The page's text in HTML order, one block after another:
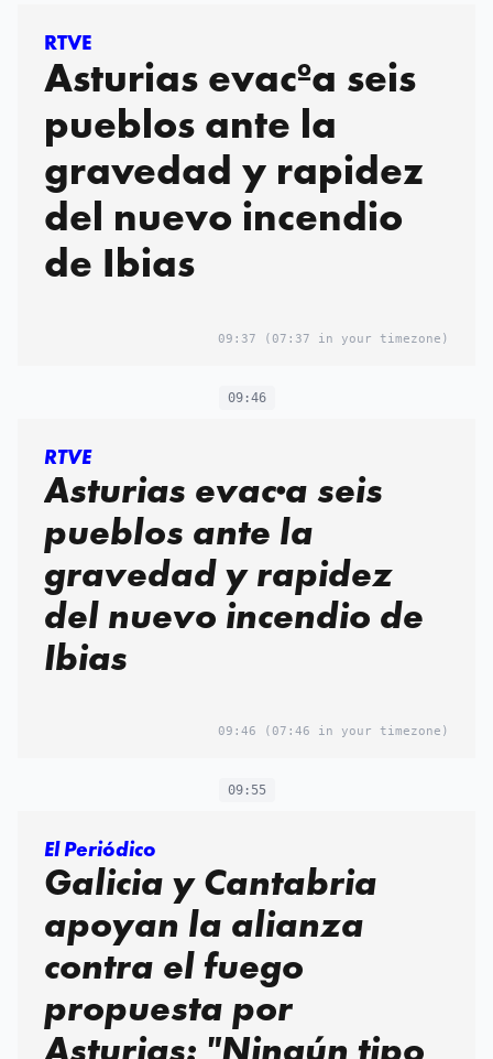
RTVE
Asturias evacºa seis
pueblos ante la
gravedad y rapidez
del nuevo incendio
de Ibias
09:37 (07:37 in your timezone)
09:46
RTVE
Asturias evac·a seis
pueblos ante la
gravedad y rapidez
del nuevo incendio de
Ibias
09:46 (07:46 in your timezone)
09:55
El Periódico
Galicia y Cantabria
apoyan la alianza
contra el fuego
propuesta por